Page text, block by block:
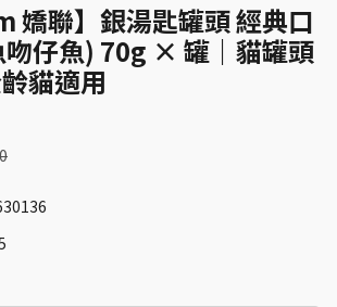
嬌聯】銀湯匙罐頭 經典口
仔魚) 70g × 罐｜貓罐頭
貓適用